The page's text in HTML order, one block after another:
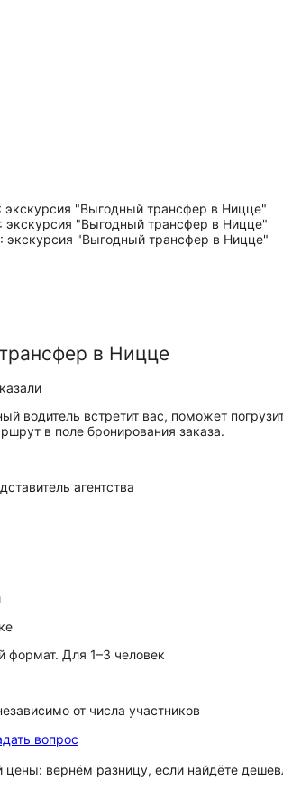
в Ницце
водитель встретит вас, поможет
в поле бронирования заказа.
агентства
формат. Для 1–3 человек
от числа участников
вопрос
цены: вернём разницу, если найдёте